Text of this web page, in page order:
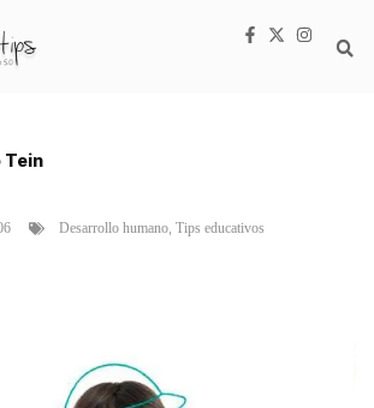
Tein
Desarrollo humano, Tips educativos